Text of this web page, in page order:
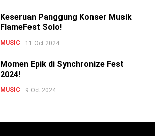
Keseruan Panggung Konser Musik
FlameFest Solo!
MUSIC 11 Oct 2024
Momen Epik di Synchronize Fest
2024!
MUSIC 9 Oct 2024